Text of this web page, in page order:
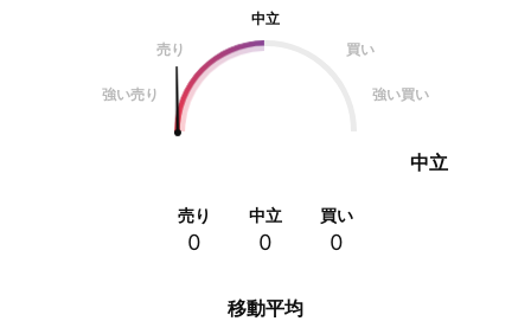
中立
売り
買い
強い売り 強い買い
中立
売り
0
中立
0
買い
0
移動平均